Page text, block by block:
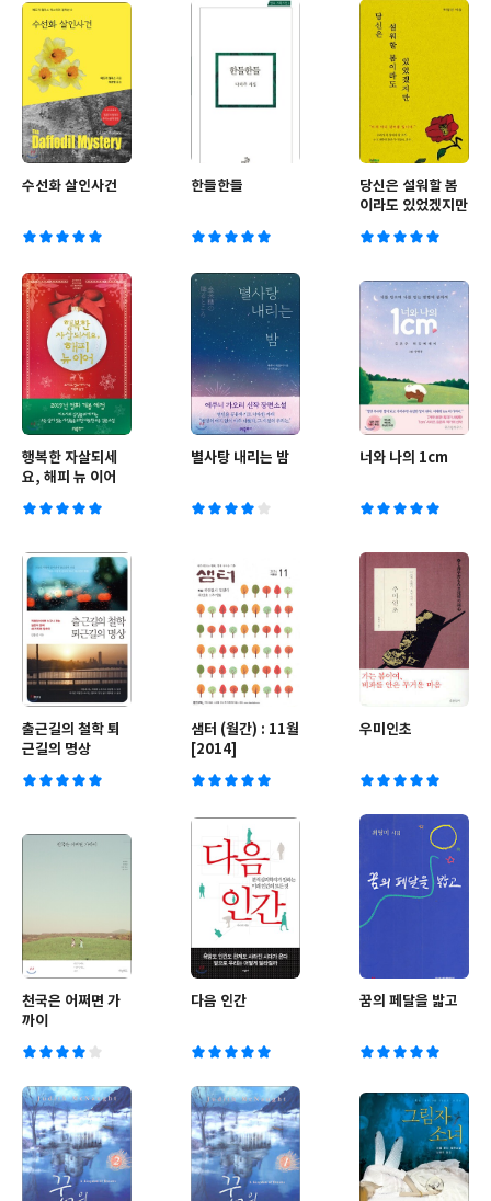
수선화 살인사건 한들한들
당신은 설워할 봄
이라도 있었겠지만
행복한 자살되세
요, 해피 뉴 이어
별사탕 내리는 밤 너와 나의 1cm
출근길의 철학 퇴
근길의 명상
샘터 (월간) : 11월
[2014]
우미인초
천국은 어쩌면 가
까이
다음 인간 꿈의 페달을 밟고